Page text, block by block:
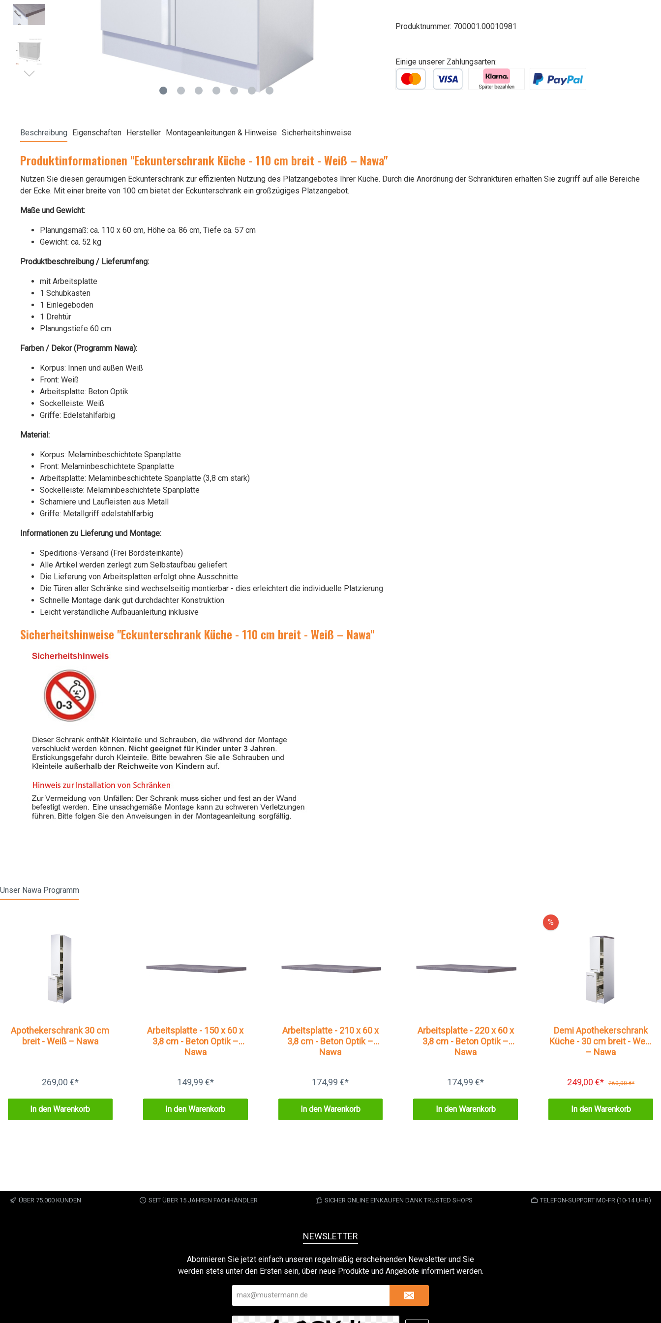
Produktnummer: 700001.00010981
Einige unserer Zahlungsarten:
Beschreibung Eigenschaften Hersteller Montageanleitungen & Hinweise Sicherheitshinweise
Produktinformationen "Eckunterschrank Küche - 110 cm breit - Weiß – Nawa"
Nutzen Sie diesen geräumigen Eckunterschrank zur effizienten Nutzung des Platzangebotes Ihrer Küche. Durch die Anordnung der Schranktüren erhalten Sie zugriff auf alle Bereiche
der Ecke. Mit einer breite von 100 cm bietet der Eckunterschrank ein großzügiges Platzangebot.
Maße und Gewicht:
Planungsmaß: ca. 110 x 60 cm, Höhe ca. 86 cm, Tiefe ca. 57 cm
Gewicht: ca. 52 kg
Produktbeschreibung / Lieferumfang:
mit Arbeitsplatte
1 Schubkasten
1 Einlegeboden
1 Drehtür
Planungstiefe 60 cm
Farben / Dekor (Programm Nawa):
Korpus: Innen und außen Weiß
Front: Weiß
Arbeitsplatte: Beton Optik
Sockelleiste: Weiß
Griffe: Edelstahlfarbig
Material:
Korpus: Melaminbeschichtete Spanplatte
Front: Melaminbeschichtete Spanplatte
Arbeitsplatte: Melaminbeschichtete Spanplatte (3,8 cm stark)
Sockelleiste: Melaminbeschichtete Spanplatte
Scharniere und Laufleisten aus Metall
Griffe: Metallgriff edelstahlfarbig
Informationen zu Lieferung und Montage:
Speditions-Versand (Frei Bordsteinkante)
Alle Artikel werden zerlegt zum Selbstaufbau geliefert
Die Lieferung von Arbeitsplatten erfolgt ohne Ausschnitte
Die Türen aller Schränke sind wechselseitig montierbar - dies erleichtert die individuelle Platzierung
Schnelle Montage dank gut durchdachter Konstruktion
Leicht verständliche Aufbauanleitung inklusive
Sicherheitshinweise "Eckunterschrank Küche - 110 cm breit - Weiß – Nawa"
Unser Nawa Programm
Apothekerschrank 30 cm
breit - Weiß – Nawa
269,00 €*
In den Warenkorb
Arbeitsplatte - 150 x 60 x
3,8 cm - Beton Optik –
Nawa
149,99 €*
In den Warenkorb
Arbeitsplatte - 210 x 60 x
3,8 cm - Beton Optik –
Nawa
174,99 €*
In den Warenkorb
Arbeitsplatte - 220 x 60 x
3,8 cm - Beton Optik –
Nawa
174,99 €*
In den Warenkorb
%
Demi Apothekerschrank
Küche - 30 cm breit - Weiß
– Nawa
249,00 €* 260,00 €*
In den Warenkorb
ÜBER 75.000 KUNDEN SEIT ÜBER 15 JAHREN FACHHÄNDLER SICHER ONLINE EINKAUFEN DANK TRUSTED SHOPS TELEFON-SUPPORT MO-FR (10-14 UHR)
NEWSLETTER
Abonnieren Sie jetzt einfach unseren regelmäßig erscheinenden Newsletter und Sie
werden stets unter den Ersten sein, über neue Produkte und Angebote informiert werden.
Adresse*